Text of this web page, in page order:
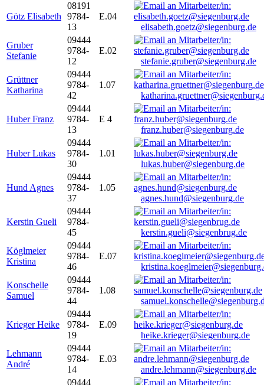
Götz Elisabeth
08191
9784-
13
E.04
elisabeth.goetz@siegenburg.de
Gruber
Stefanie
09444
9784-
12
E.02
stefanie.gruber@siegenburg.de
Grüttner
Katharina
09444
9784-
42
1.07
Huber Franz
09444
9784-
13
E 4
franz.huber@siegenburg.de
Huber Lukas
09444
9784-
30
1.01
lukas.huber@siegenburg.de
Hund Agnes
09444
9784-
37
1.05
agnes.hund@siegenburg.de
Kerstin Gueli
09444
9784-
45
kerstin.gueli@siegenbrug.de
Köglmeier
Kristina
09444
9784-
46
E.07
Konschelle
Samuel
09444
9784-
44
1.08
Krieger Heike
09444
9784-
19
E.09
heike.krieger@siegenburg.de
Lehmann
André
09444
9784-
14
E.03
andre.lehmann@siegenburg.de
09444